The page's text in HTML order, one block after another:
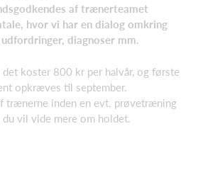
af trænerteamet
hvor vi har en dialog omkring
diagnoser mm.
koster 800 kr per halvår, og første
opkræves til september.
trænerne inden en evt. prøvetræning
vil vide mere om holdet.